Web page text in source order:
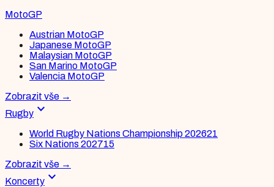
MotoGP
Austrian MotoGP
Japanese MotoGP
Malaysian MotoGP
San Marino MotoGP
Valencia MotoGP
Zobrazit vše →
Rugby expand_more
World Rugby Nations Championship 202621
Six Nations 202715
Zobrazit vše →
Koncerty expand_more